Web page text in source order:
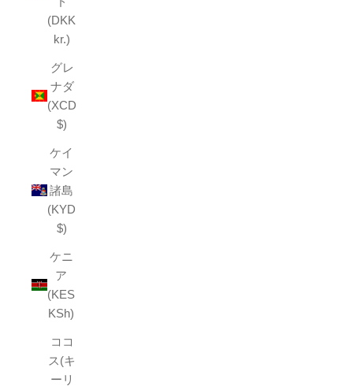
(DKK
kr.)
グレ
ナダ
(XCD
$)
ケイ
マン
諸島
(KYD
$)
ケニ
ア
(KES
KSh)
ココ
ス(キ
ーリ